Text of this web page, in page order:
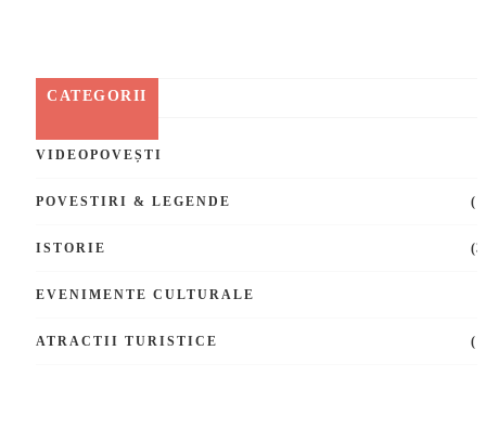
CATEGORII
VIDEOPOVEȘTI
POVESTIRI & LEGENDE
ISTORIE
EVENIMENTE CULTURALE
ATRACTII TURISTICE